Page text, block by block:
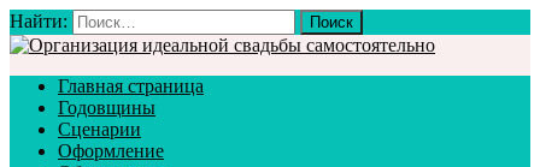
Найти:
Главная страница
Годовщины
Сценарии
Оформление